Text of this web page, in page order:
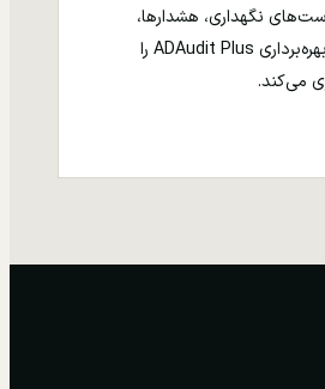
نگهداری، هشدارها،
گزارش‌ها و فرایند بهره‌برداری ADAudit Plus را
می‌کند.